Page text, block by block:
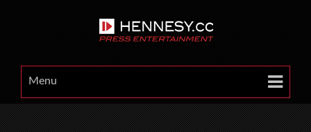
Menu